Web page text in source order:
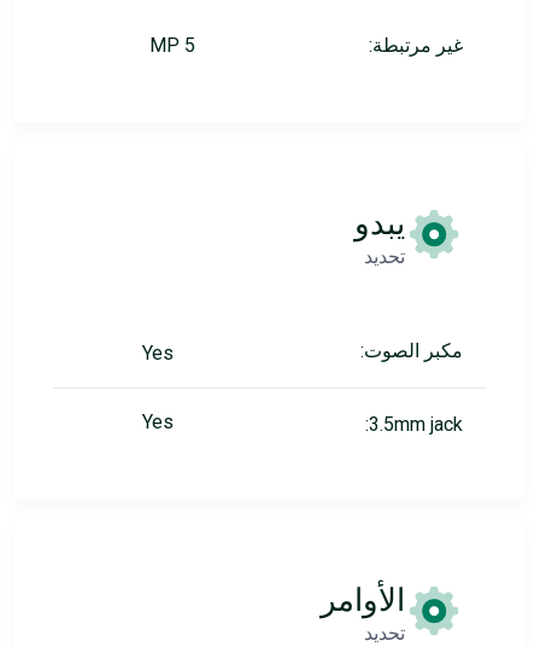
غير مرتبطة: 5 MP
يبدو
تحديد
مكبر الصوت: Yes
3.5mm jack:
Yes
الأوامر
تحديد